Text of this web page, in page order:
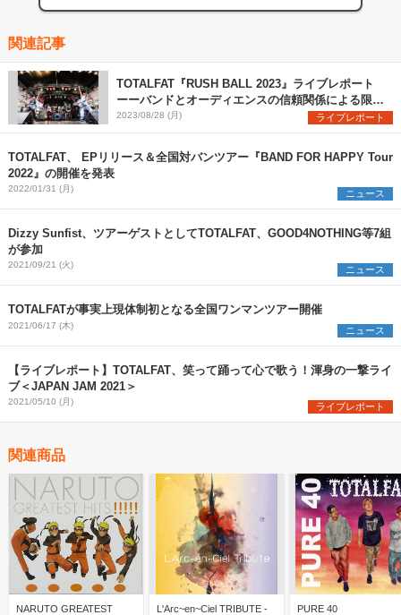
関連記事
TOTALFAT『RUSH BALL 2023』ライブレポート
ーーバンドとオーディエンスの信頼関係による限界
突破と灼熱アクト
2023/08/28 (月) ライブレポート
TOTALFAT、 EPリリース＆全国対バンツアー『BAND FOR HAPPY Tour
2022』の開催を発表
2022/01/31 (月) ニュース
Dizzy Sunfist、ツアーゲストとしてTOTALFAT、GOOD4NOTHING等7組
が参加
2021/09/21 (火) ニュース
TOTALFATが事実上現体制初となる全国ワンマンツアー開催
2021/06/17 (木) ニュース
【ライブレポート】TOTALFAT、笑って踊って心で歌う！渾身の一撃ライ
ブ＜JAPAN JAM 2021＞
2021/05/10 (月) ライブレポート
関連商品
NARUTO GREATEST
L'Arc~en~Ciel TRIBUTE -
PURE 40